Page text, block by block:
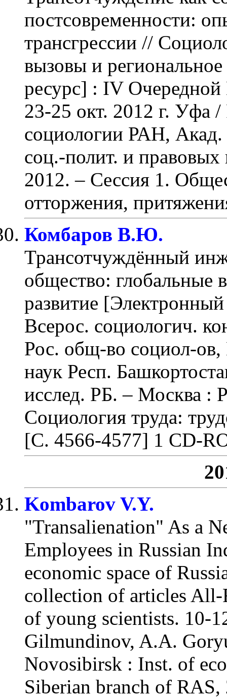
постсовременности:
трансгрессии //
вызовы и
ресурс] : IV Очередной
23-25 окт. 2012 г. Уфа
социологии РАН, Акад.
соц.-полит. и
2012. – Сессия 1.
отторжения,
Комбаров В.Ю.
Трансотчуждённый
общество: глобальные
развитие
Всерос. социологич.
Рос. общ-во социол-
наук Респ.
исслед. РБ. – Москва :
Социология труда:
[С. 4566-4577] 1 CD-
Kombarov V.Y.
"Transalienation" As a
Employees in Russian
economic space of
collection of articles
of young scientists. 10-
Gilmundinov, A.A.
Novosibirsk : Inst. of
Siberian branch of RAS,